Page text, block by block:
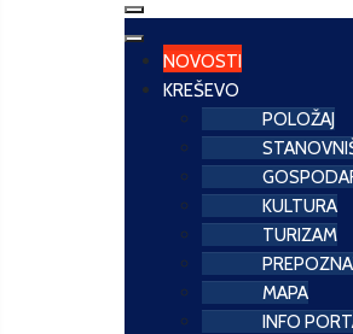
NOVOSTI
KREŠEVO
POLOŽAJ
KULTURA
TURIZAM
MAPA
INFO